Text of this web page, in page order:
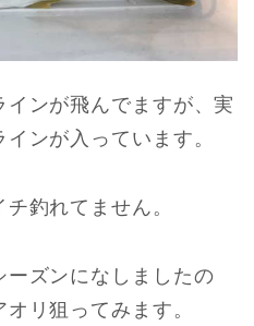
ンが飛んでますが、実
ンが入っています。
釣れてません。
ズンになしましたの
リ狙ってみます。